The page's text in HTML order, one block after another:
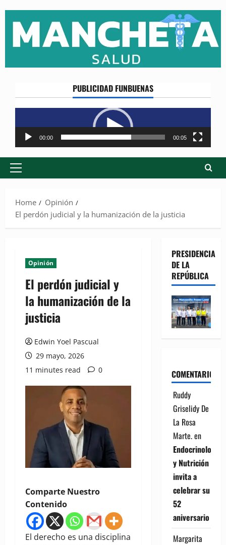
content
PUBLICIDAD FUNBUENAS
Reproductor
de
vídeo
00:00 00:05
Primary
Home
Opinión
El perdón judicial y la humanización de la justicia
Opinión
El perdón judicial y
la humanización de la
justicia
Edwin Yoel Pascual
29 mayo, 2026
11 minutes read
0
Comparte Nuestro
Contenido
El derecho es una disciplina
PRESIDENCIA
DE LA
REPÚBLICA
COMENTARIOS
Ruddy
Griselidy De
La Rosa
Marte.en
Endocrinología
y Nutrición
invita a
celebrar su
52
aniversario
Margarita